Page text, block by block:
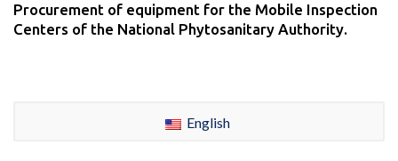
Procurement of equipment for the Mobile Inspection
Centers of the National Phytosanitary Authority.
English